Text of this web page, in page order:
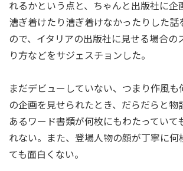
れるかという点と、ちゃんと出版社に企
漕ぎ着けたり漕ぎ着けなかったりした話
ので、イタリアの出版社に見せる場合の
り方などをサジェスチョンした。
まだデビューしていない、つまり作風も
の企画を見せられたとき、だらだらと物
あるワード書類が何枚にもわたっていて
れない。また、登場人物の顔が丁寧に何
ても面白くない。